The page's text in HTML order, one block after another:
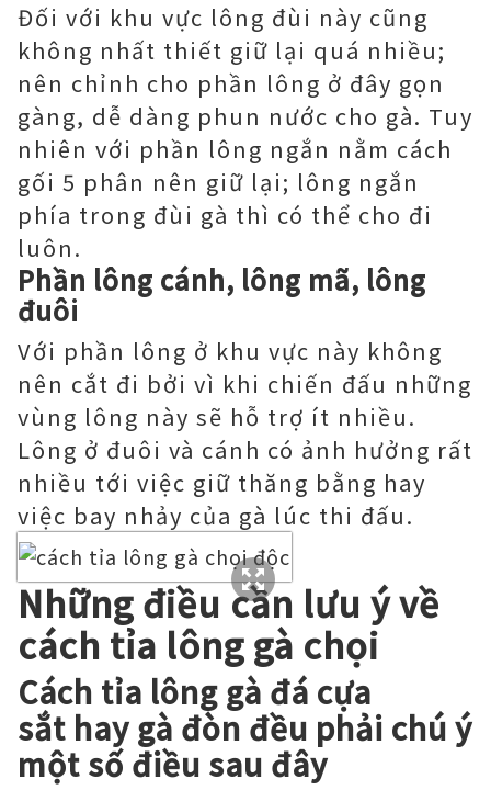
Đối với khu vực lông đùi này cũng
không nhất thiết giữ lại quá nhiều;
nên chỉnh cho phần lông ở đây gọn
gàng, dễ dàng phun nước cho gà. Tuy
nhiên với phần lông ngắn nằm cách
gối 5 phân nên giữ lại; lông ngắn
phía trong đùi gà thì có thể cho đi
luôn.
Phần lông cánh, lông mã, lông
đuôi
Với phần lông ở khu vực này không
nên cắt đi bởi vì khi chiến đấu những
vùng lông này sẽ hỗ trợ ít nhiều.
Lông ở đuôi và cánh có ảnh hưởng rất
nhiều tới việc giữ thăng bằng hay
việc bay nhảy của gà lúc thi đấu.
Những điều cần lưu ý về
cách tỉa lông gà chọi
Cách tỉa lông gà đá cựa
sắt hay gà đòn đều phải chú ý
một số điều sau đây